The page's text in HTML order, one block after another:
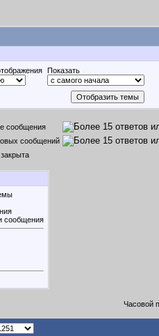
Показать
сообщения
сообщений
сообщения
Часовой